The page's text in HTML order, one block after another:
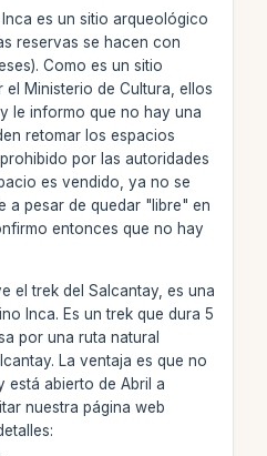
es un sitio arqueológico
reservas se hacen con
Como es un sitio
Ministerio de Cultura, ellos
le informo que no hay una
retomar los espacios
por las autoridades
es vendido, ya no se
a pesar de quedar "libre" en
entonces que no hay
el trek del Salcantay, es una
Inca. Es un trek que dura 5
por una ruta natural
La ventaja es que no
está abierto de Abril a
nuestra página web